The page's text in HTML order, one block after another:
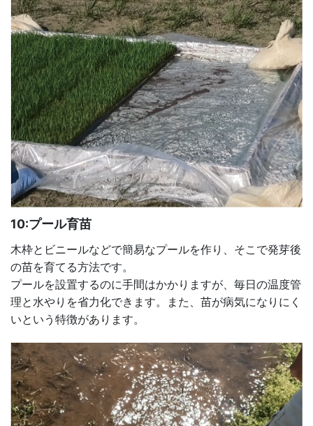
10:プール育苗
木枠とビニールなどで簡易なプールを作り、そこで発芽後
の苗を育てる方法です。
プールを設置するのに手間はかかりますが、毎日の温度管
理と水やりを省力化できます。また、苗が病気になりにく
いという特徴があります。